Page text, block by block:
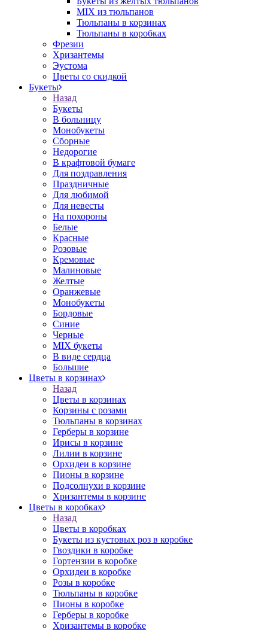
MIX из тюльпанов
Тюльпаны в корзинах
Тюльпаны в коробках
Фрезии
Хризантемы
Эустома
Цветы со скидкой
Букеты
Назад
Букеты
В больницу
Монобукеты
Сборные
Недорогие
В крафтовой бумаге
Для поздравления
Праздничные
Для любимой
Для невесты
На похороны
Белые
Красные
Розовые
Кремовые
Малиновые
Желтые
Оранжевые
Монобукеты
Бордовые
Синие
Черные
MIX букеты
В виде сердца
Большие
Цветы в корзинах
Назад
Цветы в корзинах
Корзины с розами
Тюльпаны в корзинах
Герберы в корзине
Ирисы в корзине
Лилии в корзине
Орхидеи в корзине
Пионы в корзине
Подсолнухи в корзине
Хризантемы в корзине
Цветы в коробках
Назад
Цветы в коробках
Букеты из кустовых роз в коробке
Гвоздики в коробке
Гортензии в коробке
Орхидеи в коробке
Розы в коробке
Тюльпаны в коробке
Пионы в коробке
Герберы в коробке
Хризантемы в коробке